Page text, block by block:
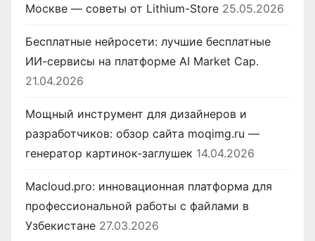
Москве — советы от Lithium-Store 25.05.2026
Бесплатные нейросети: лучшие бесплатные
ИИ-сервисы на платформе AI Market Cap.
21.04.2026
Мощный инструмент для дизайнеров и
разработчиков: обзор сайта moqimg.ru —
генератор картинок-заглушек 14.04.2026
Macloud.pro: инновационная платформа для
профессиональной работы с файлами в
Узбекистане 27.03.2026